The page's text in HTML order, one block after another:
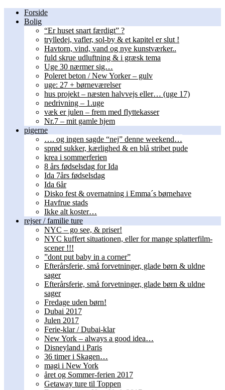
Forside
Bolig
“Er huset snart færdigt” ?
trylledej, vafler, sol-by & et kapitel er slut !
Havtorn, vind, vand og nye kunstværker..
fuld skrue udluftning & i græsk tema
Uge 30 nærmer sig…
Poleret beton / New Yorker – gulv
uge: 27 + børneværelser
hus projekt – næsten halvvejs eller… (uge 17)
nedrivning – 1.uge
væk er julen – frem med flyttekasser
Nr.7 – mit gamle hjem
pigerne
…. og ingen sagde “nej” denne weekend…
sprød sukker, kærlighed & en blå stribet pude
krea i sommerferien
8 års fødselsdag for Ida
Ida 7års fødselsdag
Ida 6år
Disko fest & overnatning i Emma´s børnehave
Havfrue stads
Ikke alt koster…
rejser / familie ture
NYC – go see, & priser!
NYC kuffert situationen, eller for mange splatterfilm-
scener !!!
”dont put baby in a corner”
Efterårsferie, små forvetninger, glade børn & uldne
sager
Efterårsferie, små forvetninger, glade børn & uldne
sager
Fredage uden børn!
Dubai 2017
Julen 2017
Ferie-klar / Dubai-klar
New York – always a good idea…
Disneyland i Paris
36 timer i Skagen…
magi i New York
året og Sommer-ferien 2017
Getaway ture til Toppen